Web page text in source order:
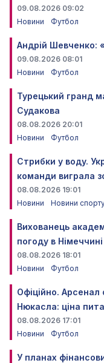
09.08.2026 09:02
Новини
Футбол
Андрій Шевченко:
09.08.2026 08:01
Новини
Футбол
Турецький гранд
Судакова
08.08.2026 20:01
Новини
Футбол
Стрибки у воду.
команди виграла
08.08.2026 19:01
Новини
Новини
Вихованець
погоду в Німеччині
08.08.2026 18:01
Новини
Футбол
Офіційно. Арсенал
Нюкасла: ціна
08.08.2026 17:01
Новини
Футбол
У планах